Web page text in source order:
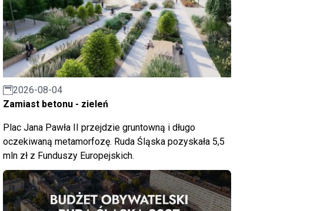
2026-08-04
Zamiast betonu - zieleń
Plac Jana Pawła II przejdzie gruntowną i długo
oczekiwaną metamorfozę. Ruda Śląska pozyskała 5,5
mln zł z Funduszy Europejskich.